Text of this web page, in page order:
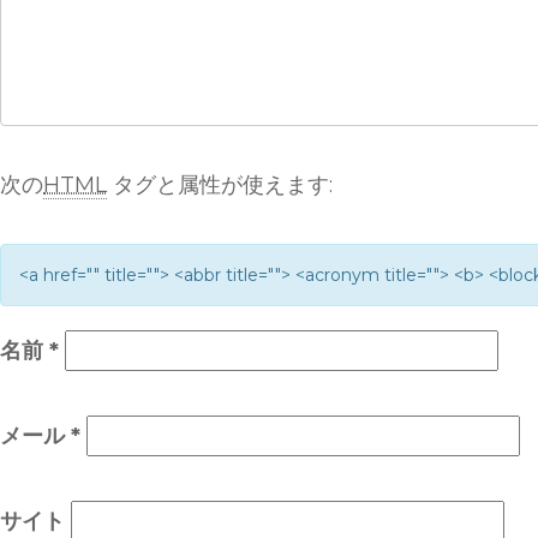
次のHTML タグと属性が使えます:
<a href="" title=""> <abbr title=""> <acronym title=""> <b>
名前 *
メール*
サイト